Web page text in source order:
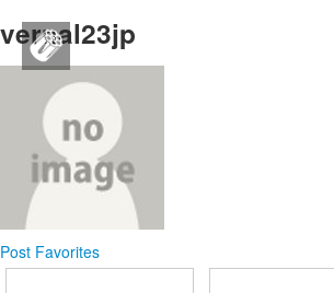
ログイン
新規登録
ストリーム
HOT
その他
vernal23jp
Post Favorites